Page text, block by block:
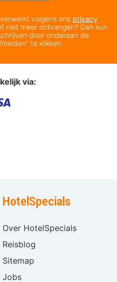
volgens ons privacy
niet meer ontvangen? Dan kun
door onderaan de
te klikken.
via:
HotelSpecials
Over HotelSpecials
Reisblog
Sitemap
Jobs